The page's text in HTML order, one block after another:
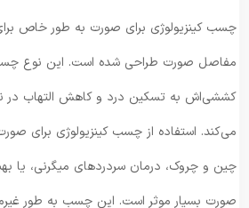
چسب کینزیولوژی برای صورت به طور خاص
مفاصل صورت طراحی شده است. این نوع چسب
کششی‌اش به تسکین درد و کاهش التهاب
می‌کند. استفاده از چسب کینزیولوژی برای
چین و چروک، درمان سردردهای میگرنی، یا
صورت بسیار موثر است. این چسب به طور